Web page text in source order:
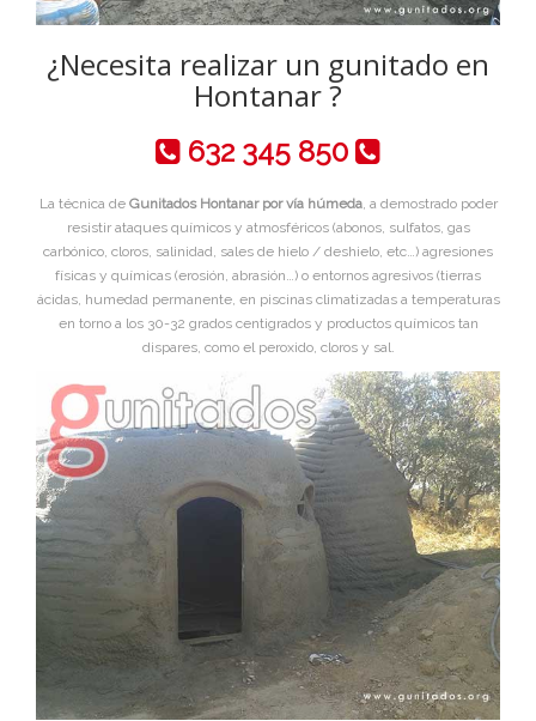
¿Necesita realizar un gunitado en
Hontanar ?
632 345 850
La técnica de Gunitados Hontanar por vía húmeda, a demostrado poder
resistir ataques químicos y atmosféricos (abonos, sulfatos, gas
carbónico, cloros, salinidad, sales de hielo / deshielo, etc…) agresiones
físicas y químicas (erosión, abrasión…) o entornos agresivos (tierras
ácidas, humedad permanente, en piscinas climatizadas a temperaturas
en torno a los 30-32 grados centigrados y productos químicos tan
dispares, como el peroxido, cloros y sal.